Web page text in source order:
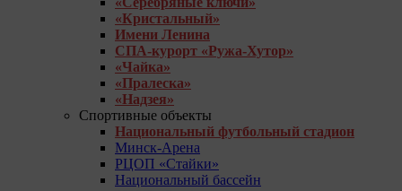
«Кристальный»
Имени Ленина
СПА-курорт «Ружа-Хутор»
«Чайка»
«Пралеска»
«Надзея»
Спортивные объекты
Национальный футбольный стадион
Минск-Арена
РЦОП «Стайки»
Национальный бассейн